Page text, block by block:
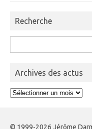
Recherche
Archives des actus
Archives
© 1999-2026 Jérôme